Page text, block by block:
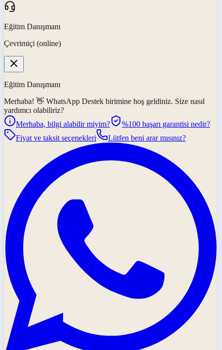
Eğitim Danışmanı
Çevrimiçi (online)
Eğitim Danışmanı
Merhaba! 👋 WhatsApp Destek birimine hoş geldiniz. Size nasıl
yardımcı olabiliriz?
Merhaba, bilgi alabilir miyim?
%100 başarı garantisi nedir?
Fiyat ve taksit seçenekleri
Lütfen beni arar mısınız?